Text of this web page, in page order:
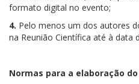
formato digital no evento;
4. Pelo menos um dos autores
na Reunião Científica até à data
Normas para a elaboração